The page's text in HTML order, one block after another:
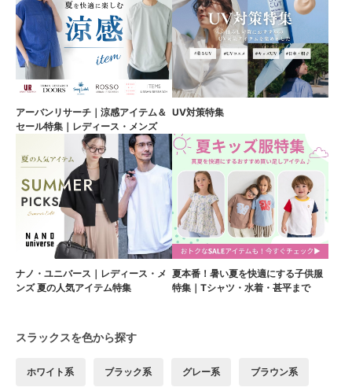
アーバンリサーチ｜涼感アイテム＆
セール特集｜レディース・メンズ
UV対策特集
ナノ・ユニバース｜レディース・メ
ンズ 夏の人気アイテム特集
夏本番！暑い夏を快適にする子供服
特集｜Tシャツ・水着・甚平まで
スラックスを色から探す
ホワイト系 ブラック系 グレー系 ブラウン系